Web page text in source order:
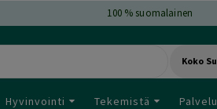
100 % suomalainen
Koko
Hyvinvointi Tekemistä